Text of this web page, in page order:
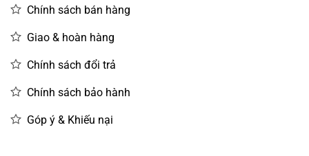
Chính sách bán hàng
Giao & hoàn hàng
Chính sách đổi trả
Chính sách bảo hành
Góp ý & Khiếu nại